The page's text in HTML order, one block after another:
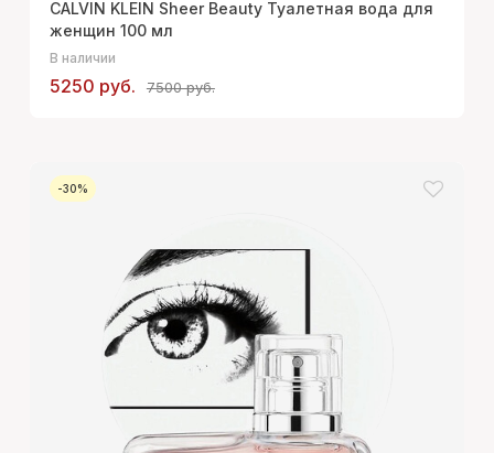
CALVIN KLEIN Sheer Beauty Туалетная вода для
женщин 100 мл
В наличии
5250 руб. 7500 руб.
-30%